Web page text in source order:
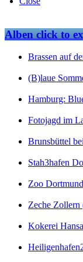
Albenclick to
Brassen auf
(B)laue
Hamburg:
Fotojagd im
Brunsbüttel
Stah3hafen
Zoo
Zeche Zollern
Kokerei Hansa